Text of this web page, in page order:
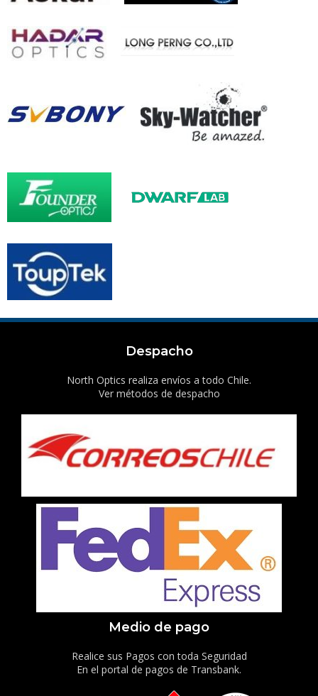
Despacho
North Optics realiza envíos a todo Chile.
Ver métodos de despacho
Medio de pago
Realice sus Pagos con toda Seguridad
En el portal de pagos de Transbank.